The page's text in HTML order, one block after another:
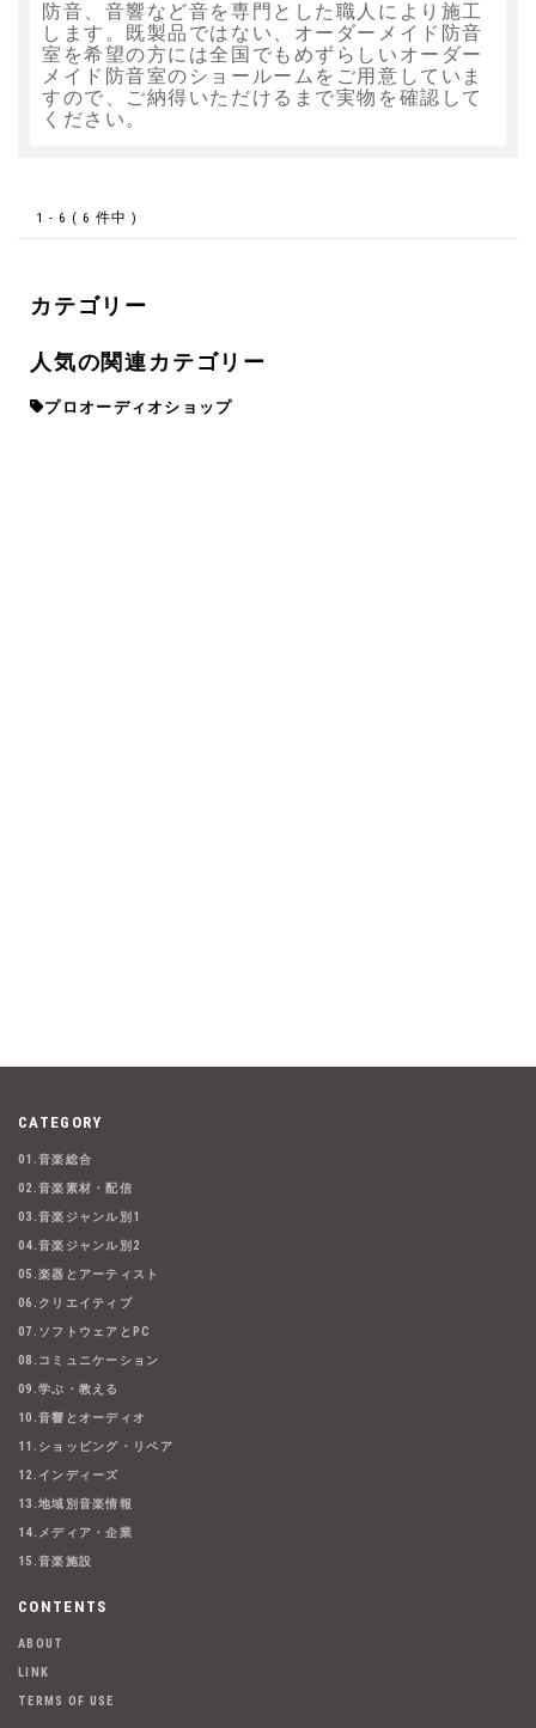
防音、音響など音を専門とした職人により施工
します。既製品ではない、オーダーメイド防音
室を希望の方には全国でもめずらしいオーダー
メイド防音室のショールームをご用意していま
すので、ご納得いただけるまで実物を確認して
ください。
1 - 6 ( 6 件中 )
カテゴリー
人気の関連カテゴリー
プロオーディオショップ
CATEGORY
01.音楽総合
02.音楽素材・配信
03.音楽ジャンル別1
04.音楽ジャンル別2
05.楽器とアーティスト
06.クリエイティブ
07.ソフトウェアとPC
08.コミュニケーション
09.学ぶ・教える
10.音響とオーディオ
11.ショッピング・リペア
12.インディーズ
13.地域別音楽情報
14.メディア・企業
15.音楽施設
CONTENTS
ABOUT
LINK
TERMS OF USE